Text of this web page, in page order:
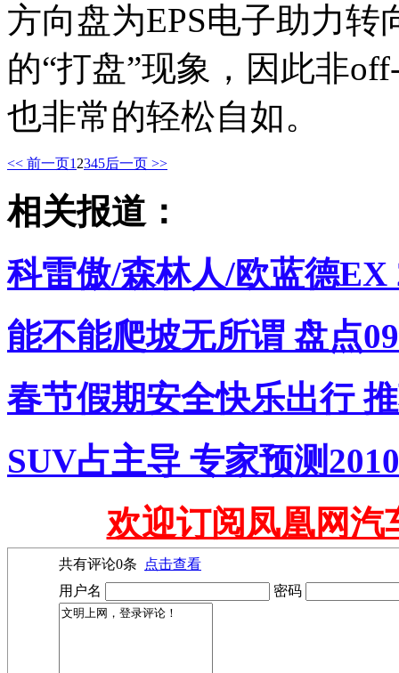
方向盘为EPS电子助力
的“打盘”现象，因此非
也非常的轻松自如。
<< 前一页1 2345后一页 >>
相关报道：
科雷傲/森林人/欧蓝德EX
能不能爬坡无所谓 盘点
春节假期安全快乐出行
SUV占主导 专家预测
欢迎订阅凤凰网汽
共有评论0条
点击查看
用户名
密码